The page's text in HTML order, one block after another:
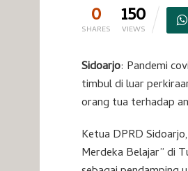
0
SHARES 150
VIEWS
Sidoarjo: Pandemi
timbul di luar
orang tua terhadap
Ketua DPRD
Merdeka Belajar” di